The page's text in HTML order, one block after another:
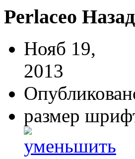
Perlaceo Назад
Нояб 19,
2013
размер